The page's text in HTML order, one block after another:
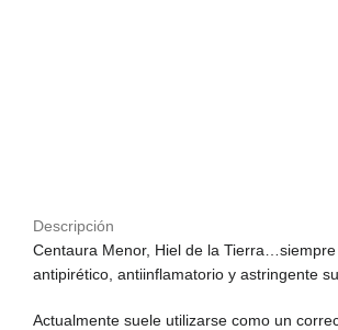
Descripción
Centaura Menor, Hiel de la
antipirético, antiinflamatorio y astringente
Actualmente suele utilizarse como un